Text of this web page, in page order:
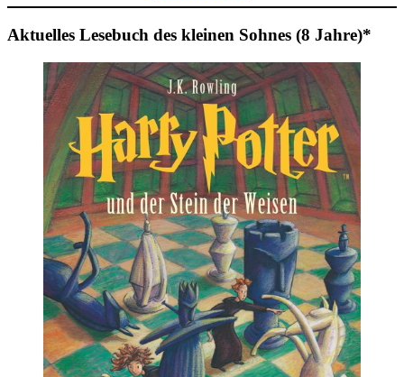
Aktuelles Lesebuch des kleinen Sohnes (8 Jahre)*